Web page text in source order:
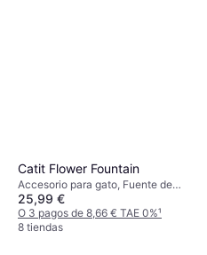
Catit Flower Fountain
Accesorio para gato, Fuente de
agua
25,99 €
O 3 pagos de 8,66 € TAE 0%¹
8 tiendas